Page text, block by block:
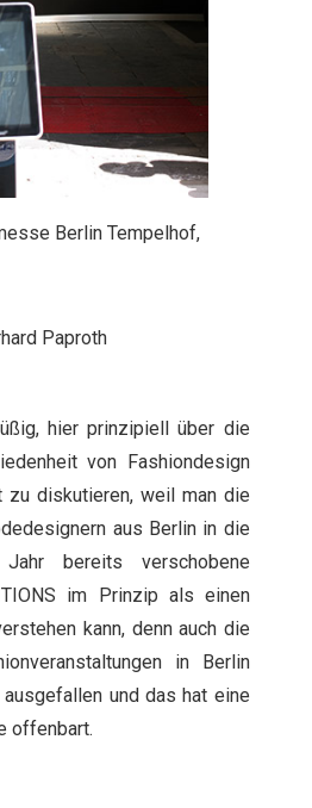
Berlin Tempelhof,
Paproth
hier prinzipiell über die
von Fashiondesign
zu diskutieren, weil man die
aus Berlin in die
bereits verschobene
im Prinzip als einen
kann, denn auch die
in Berlin
und das hat eine
offenbart.